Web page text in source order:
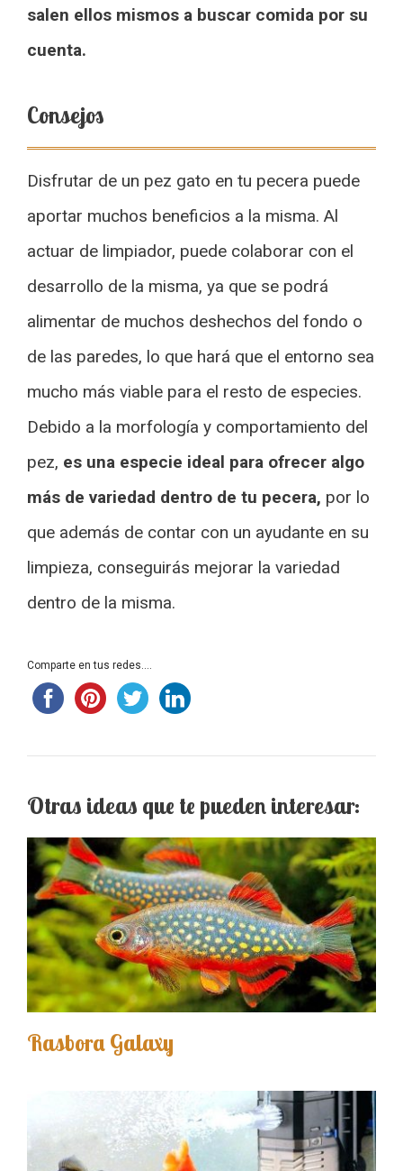
salen ellos mismos a buscar comida por su
cuenta.
Consejos
Disfrutar de un pez gato en tu pecera puede
aportar muchos beneficios a la misma. Al
actuar de limpiador, puede colaborar con el
desarrollo de la misma, ya que se podrá
alimentar de muchos deshechos del fondo o
de las paredes, lo que hará que el entorno sea
mucho más viable para el resto de especies.
Debido a la morfología y comportamiento del
pez, es una especie ideal para ofrecer algo
más de variedad dentro de tu pecera, por lo
que además de contar con un ayudante en su
limpieza, conseguirás mejorar la variedad
dentro de la misma.
Comparte en tus redes....
Otras ideas que te pueden interesar:
Rasbora Galaxy